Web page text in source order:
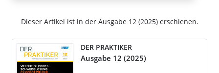
Dieser Artikel ist in der Ausgabe 12 (2025) erschienen.
DER PRAKTIKER
Ausgabe 12 (2025)